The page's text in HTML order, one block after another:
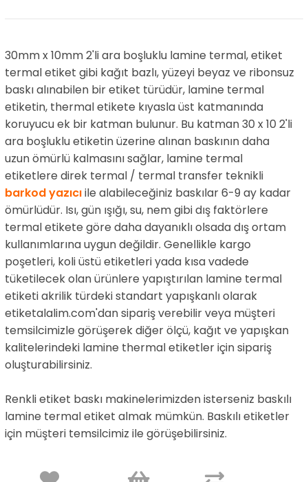
30mm x 10mm 2'li ara boşluklu lamine termal, etiket
termal etiket gibi kağıt bazlı, yüzeyi beyaz ve ribonsuz
baskı alınabilen bir etiket türüdür, lamine termal
etiketin, thermal etikete kıyasla üst katmanında
koruyucu ek bir katman bulunur. Bu katman 30 x 10 2'li
ara boşluklu etiketin üzerine alınan baskının daha
uzun ömürlü kalmasını sağlar, lamine termal
etiketlere direk termal / termal transfer teknikli
barkod yazıcıile alabileceğiniz baskılar 6-9 ay kadar
ömürlüdür. Isı, gün ışığı, su, nem gibi dış faktörlere
termal etikete göre daha dayanıklı olsada dış ortam
kullanımlarına uygun değildir. Genellikle kargo
poşetleri, koli üstü etiketleri yada kısa vadede
tüketilecek olan ürünlere yapıştırılan lamine termal
etiketi akrilik türdeki standart yapışkanlı olarak
etiketalalim.com'dan sipariş verebilir veya müşteri
temsilcimizle görüşerek diğer ölçü, kağıt ve yapışkan
kalitelerindeki lamine thermal etiketler için sipariş
oluşturabilirsiniz.
Renkli etiket baskı makinelerimizden isterseniz baskılı
lamine termal etiket almak mümkün. Baskılı etiketler
için müşteri temsilcimiz ile görüşebilirsiniz.